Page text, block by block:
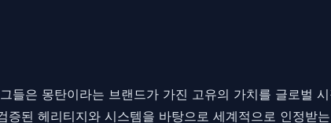
들은 몽탄이라는 브랜드가 가진 고유의 가치를 글로벌
증된 헤리티지와 시스템을 바탕으로 세계적으로 인정받